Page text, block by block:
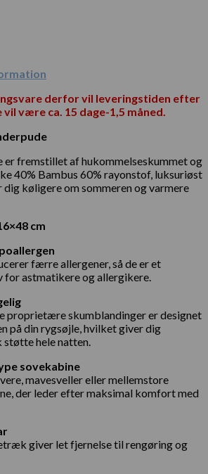
derfor vil leveringstiden efter
være ca. 15 dage-1,5 måned.
er fremstillet af hukommelseskummet og
40% Bambus 60% rayonstof, luksuriøst
dig køligere om sommeren og varmere
cm
færre allergener, så de er et
astmatikere og allergikere.
proprietære skumblandinger er designet
på din rygsøjle, hvilket giver dig
hele natten.
sovekabine
mavesveller eller mellemstore
der leder efter maksimal komfort med
giver let fjernelse til rengøring og